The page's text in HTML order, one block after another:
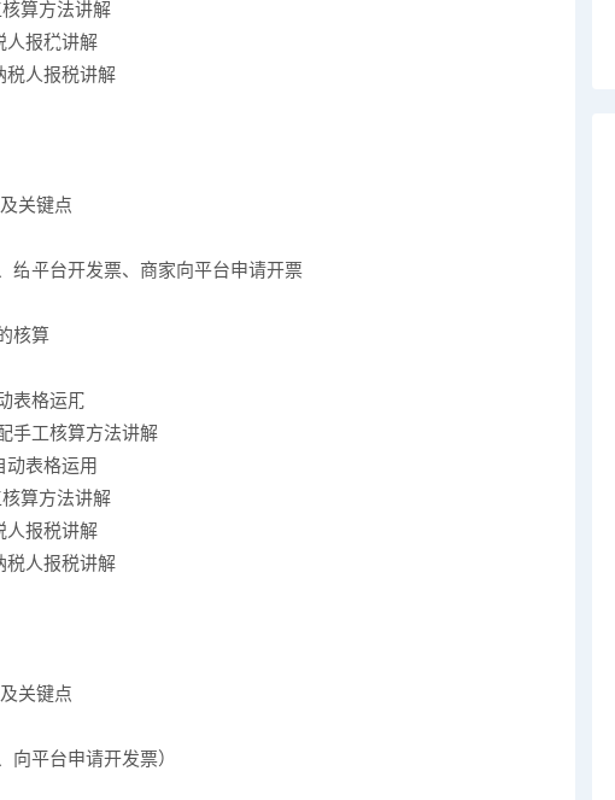
算方法讲解
人报税讲解
税人报税讲解
关键点
给平台开发票、商家向平台申请开票
核算
表格运用
手工核算方法讲解
动表格运用
算方法讲解
人报税讲解
税人报税讲解
关键点
平台申请开发票）